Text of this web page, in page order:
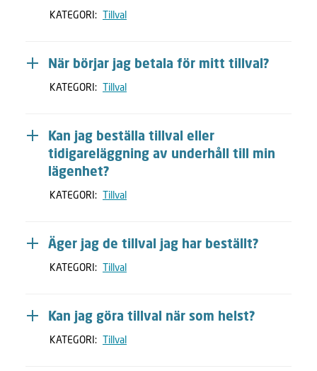
KATEGORI: Tillval
När börjar jag betala för mitt tillval?
KATEGORI: Tillval
Kan jag beställa tillval eller
tidigareläggning av underhåll till min
lägenhet?
KATEGORI: Tillval
Äger jag de tillval jag har beställt?
KATEGORI: Tillval
Kan jag göra tillval när som helst?
KATEGORI: Tillval